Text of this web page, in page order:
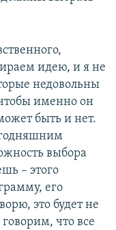
идею, и я не
недовольны
именно он
быть и нет.
выбора
– этого
его
это будет не
что все